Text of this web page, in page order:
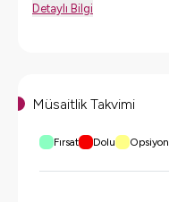
Detaylı Bilgi
Müsaitlik Takvimi
Fırsat Dolu Opsiyon